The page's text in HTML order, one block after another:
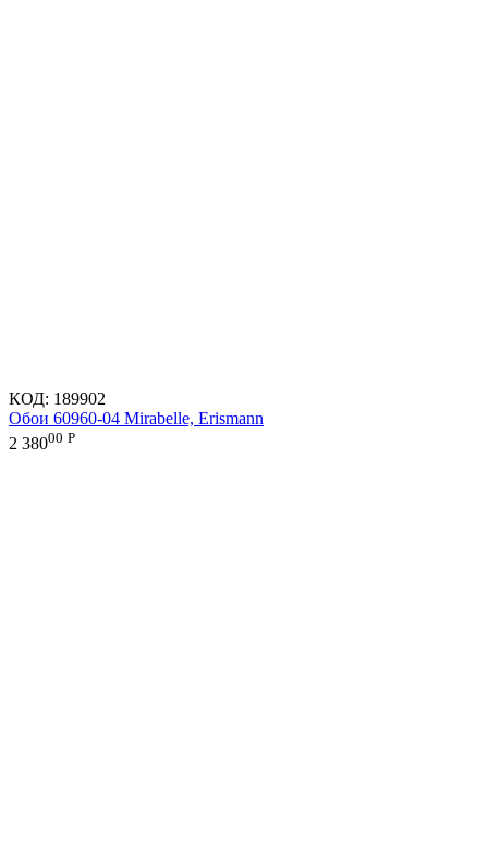
КОД: 189902
Обои 60960-04 Mirabelle, Erismann
2 38000 Р